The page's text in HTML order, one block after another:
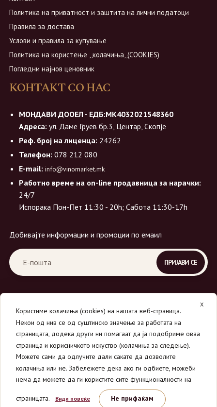
Политика на приватност и заштита на лични податоци
Правила за достава
Услови и правила за купување
Политика на користење ,,колачиња,,(COOKIES)
Погледни најнов ценовник
КОНТАКТ СО НАС
МОНДАВИ ДООЕЛ - ЕДБ:МК4032021548360
Адреса: ул. Даме Груев бр.3, Центар, Скопје
Реф. број на лиценца: 24262
Телефон: 078 212 080
E-mail: info@vinomarket.mk
Работно време на on-line продавница за нарачки:
24/7
Испорака Пон-Пет 11:30 - 20h; Сабота 11:30-17h
Добивајте информации и промоции по емаил
© 2026Вино Маркет - МОНДАВИ ДООЕЛ.
Сите права се задржани.
X
Користиме колачиња (cookies) на нашата веб-страница.
Некои од нив се од суштинско значење за работата на
страницата, додека други ни помагаат да ја подобриме оваа
страница и корисничкото искуство (колачиња за следење).
Можете сами да одлучите дали сакате да дозволите
колачиња или не. Забележете дека ако ги одбиете, можеби
нема да можете да ги користите сите функционалности на
страницата. Види повеќе Не прифаќам